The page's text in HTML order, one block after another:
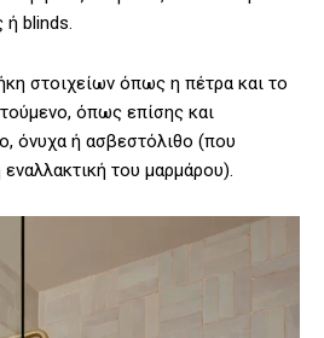
ή blinds.
στοιχείων όπως η πέτρα και το
όπως επίσης και
όνυχα ή ασβεστόλιθο (που
του μαρμάρου).